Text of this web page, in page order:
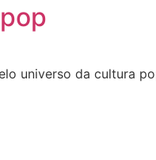
universo da cultura